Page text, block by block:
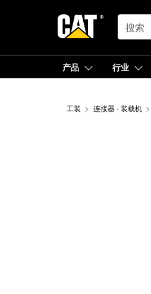
SEARCH
产品 行业
工装 连接器 - 装载机